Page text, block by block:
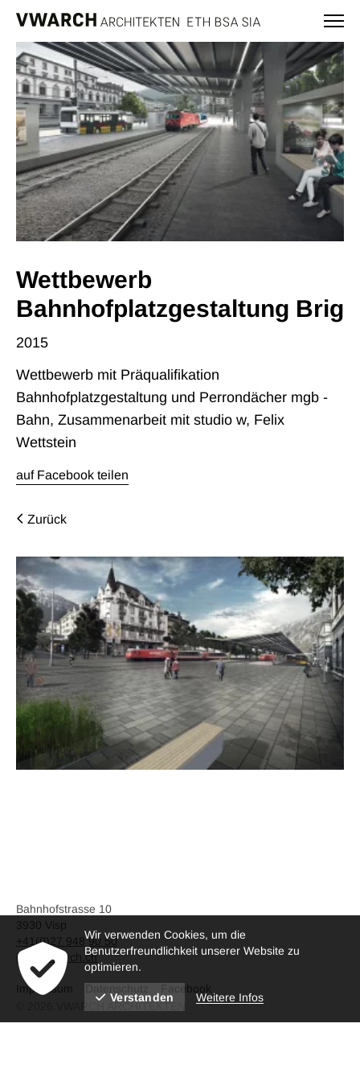
Wettbewerb
Bahnhofplatzgestaltung Brig
2015
Wettbewerb mit Präqualifikation
Bahnhofplatzgestaltung und Perrondächer mgb -
Bahn, Zusammenarbeit mit studio w, Felix
Wettstein
auf Facebook teilen
Zurück
Bahnhofstrasse 10
3930 Visp
+41(0)27 948 90 50
info@vwarch.ch
Impressum
Facebook
© 2026 VWARCH ARCHITEKTEN
Wir verwenden Cookies, um die
Benutzerfreundlichkeit unserer Website zu
optimieren.
Verstanden Weitere Infos